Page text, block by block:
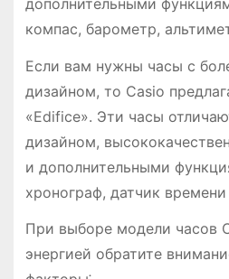
компас, барометр,
Если вам нужны часы с
дизайном, то Casio
«Edifice». Эти часы
дизайном,
и дополнительными
хронограф, датчик
При выборе модели часов
энергией обратите